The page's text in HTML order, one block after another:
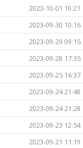
2023-10-01 10:21
2023-09-30 10:16
2023-09-29 09:15
2023-09-28 17:35
2023-09-25 16:37
2023-09-24 21:48
2023-09-24 21:28
2023-09-23 12:54
2023-09-21 11:19